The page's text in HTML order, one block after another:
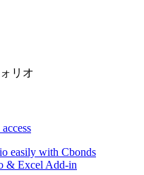
リオ
easily with Cbonds
& Excel Add-in